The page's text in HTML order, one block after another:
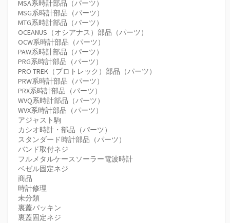
MSA系時計部品（パーツ）
MSG系時計部品（パーツ）
MTG系時計部品（パーツ）
OCEANUS（オシアナス）部品（パーツ）
OCW系時計部品（パーツ）
PAW系時計部品（パーツ）
PRG系時計部品（パーツ）
PRO TREK（プロトレック）部品（パーツ）
PRW系時計部品（パーツ）
PRX系時計部品（パーツ）
WVQ系時計部品（パーツ）
WVX系時計部品（パーツ）
アジャスト駒
カシオ時計・部品（パーツ）
スタンダード時計部品（パーツ）
バンド取付ネジ
フルメタルケースソーラー電波時計
ベゼル固定ネジ
商品
時計修理
未分類
裏蓋パッキン
裏蓋固定ネジ